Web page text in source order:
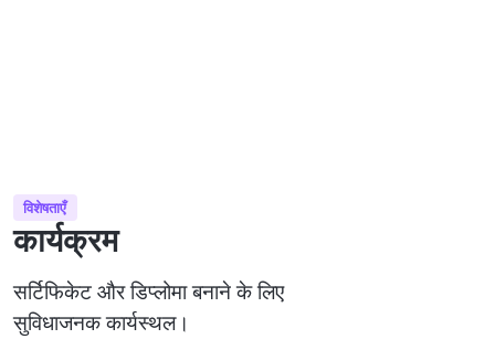
विशेषताएँ
कार्यक्रम
सर्टिफिकेट और डिप्लोमा बनाने के लिए
सुविधाजनक कार्यस्थल।